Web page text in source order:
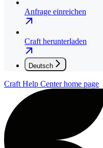
Anfrage einreichen
Craft herunterladen
Deutsch
Craft Help Centerhome page